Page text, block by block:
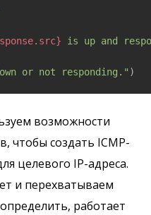
is up and
or not responding." )
возможности
чтобы создать ICMP-
целевого IP-адреса.
и перехватываем
работает